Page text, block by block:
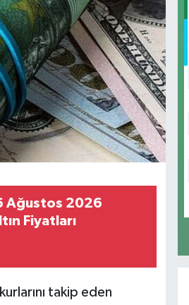
Ağustos 2026
Fiyatları
takip eden